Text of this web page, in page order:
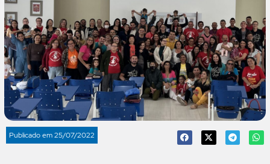
Publicado em25/07/2022